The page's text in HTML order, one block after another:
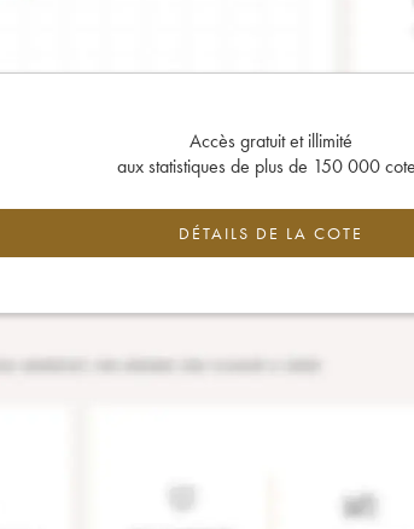
Accès gratuit et illimité
aux statistiques de plus de 150 000
DÉTAILS DE LA COTE